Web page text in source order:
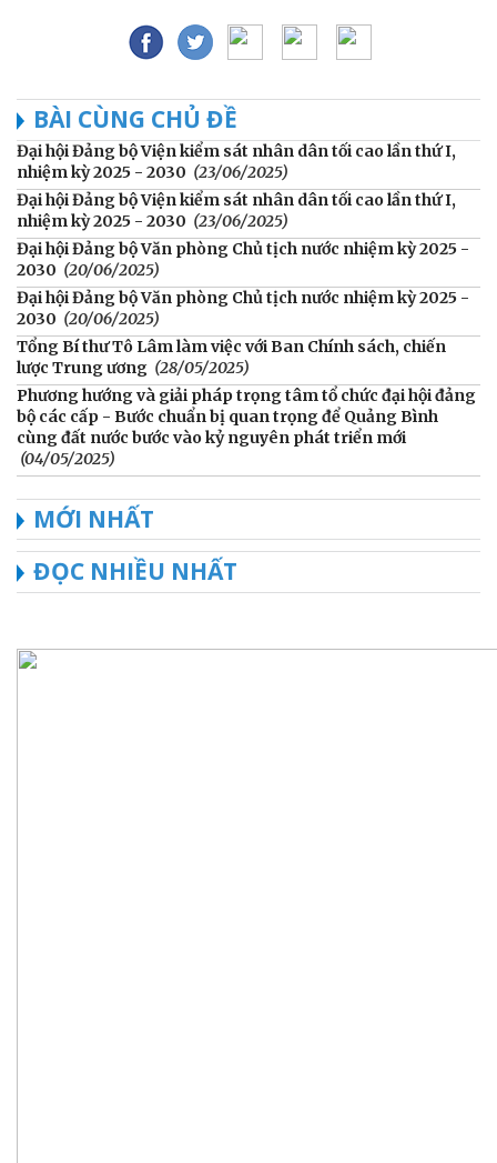
BÀI CÙNG CHỦ ĐỀ
Đại hội Đảng bộ Viện kiểm sát nhân dân tối cao lần thứ I,
nhiệm kỳ 2025 - 2030 (23/06/2025)
Đại hội Đảng bộ Viện kiểm sát nhân dân tối cao lần thứ I,
nhiệm kỳ 2025 - 2030 (23/06/2025)
Đại hội Đảng bộ Văn phòng Chủ tịch nước nhiệm kỳ 2025 -
2030 (20/06/2025)
Đại hội Đảng bộ Văn phòng Chủ tịch nước nhiệm kỳ 2025 -
2030 (20/06/2025)
Tổng Bí thư Tô Lâm làm việc với Ban Chính sách, chiến
lược Trung ương (28/05/2025)
Phương hướng và giải pháp trọng tâm tổ chức đại hội đảng
bộ các cấp - Bước chuẩn bị quan trọng để Quảng Bình
cùng đất nước bước vào kỷ nguyên phát triển mới
(04/05/2025)
MỚI NHẤT
ĐỌC NHIỀU NHẤT